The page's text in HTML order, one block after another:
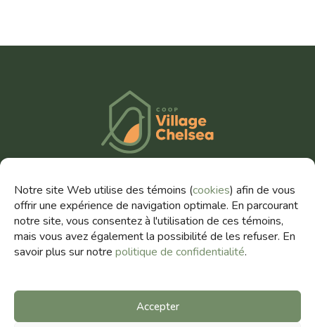
Notre site Web utilise des témoins (cookies) afin de vous
offrir une expérience de navigation optimale. En parcourant
notre site, vous consentez à l'utilisation de ces témoins,
mais vous avez également la possibilité de les refuser. En
savoir plus sur notre politique de confidentialité.
Accepter
(819) 303-1080
COURRIEL
villagechelsea@fihab.coop